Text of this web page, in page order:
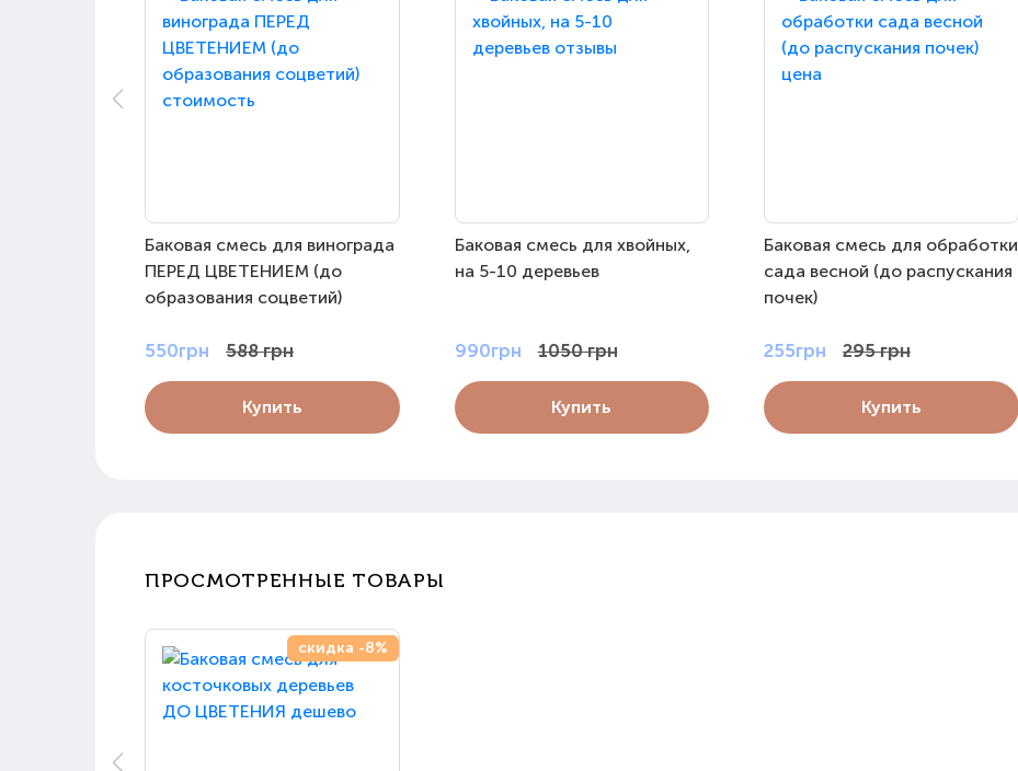
Баковая смесь для винограда
ПЕРЕД ЦВЕТЕНИЕМ (до
образования соцветий)
550грн 588 грн
Купить
Баковая смесь для хвойных,
на 5-10 деревьев
990грн 1050 грн
Купить
Баковая смесь для обработки
сада весной (до распускания
почек)
255грн 295 грн
Купить
ПРОСМОТРЕННЫЕ ТОВАРЫ
скидка -8%